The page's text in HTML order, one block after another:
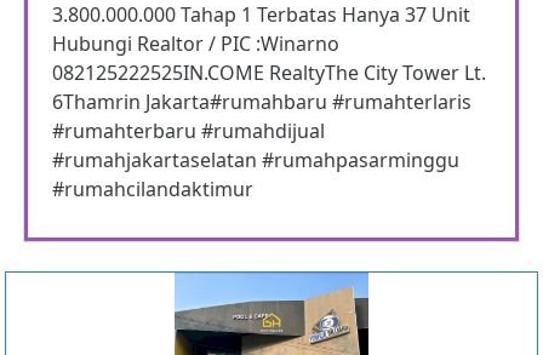
3.800.000.000 Tahap 1 Terbatas Hanya 37 Unit
Hubungi Realtor / PIC :Winarno
082125222525IN.COME RealtyThe City Tower Lt.
6Thamrin Jakarta#rumahbaru #rumahterlaris
#rumahterbaru #rumahdijual
#rumahjakartaselatan #rumahpasarminggu
#rumahcilandaktimur